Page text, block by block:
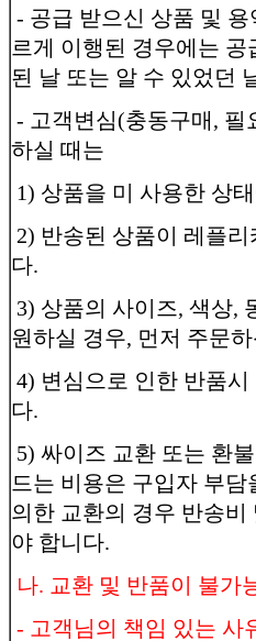
- 공급 받으신 상품 및
르게 이행된 경우에는
된 날 또는 알 수 있었던
- 고객변심(충동구매, 필
하실 때는
1) 상품을 미 사용한 상
2) 반송된 상품이 레플
다.
3) 상품의 사이즈, 색상,
원하실 경우, 먼저 주문
4) 변심으로 인한 반품
다.
5) 싸이즈 교환 또는 환
드는 비용은 구입자 부
의한 교환의 경우 반송
야 합니다.
나. 교환 및 반품이 불가
- 고객님의 책임 있는 사